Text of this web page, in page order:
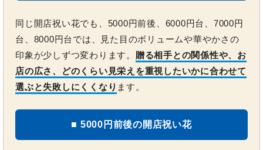
同じ開店祝い花でも、5000円前後、6000円台、7000円
台、8000円台では、見た目のボリュームや華やかさの
印象が少しずつ変わります。 贈る相手との関係性や、お
店の広さ、どのくらい見栄えを重視したいかに合わせて
選ぶと失敗しにくくなり ます。
■ 5000円前後の開店祝い花